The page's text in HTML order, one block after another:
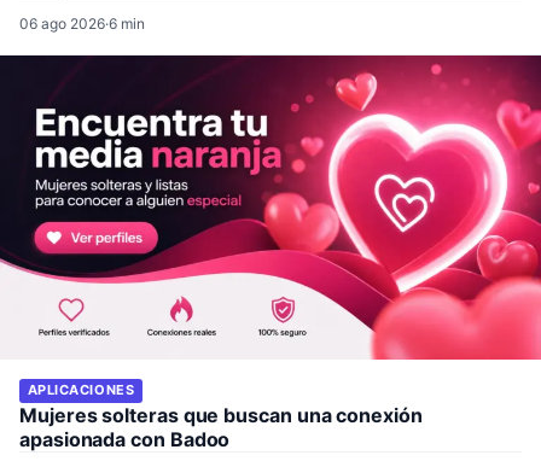
06 ago 2026·6 min
APLICACIONES
Mujeres solteras que buscan una conexión
apasionada con Badoo